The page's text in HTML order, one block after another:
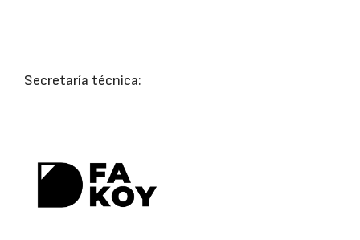
Secretaría técnica: